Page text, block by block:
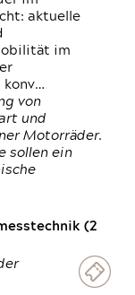
aktuelle
im
konv…
von
und
Motorräder.
sollen ein
(2